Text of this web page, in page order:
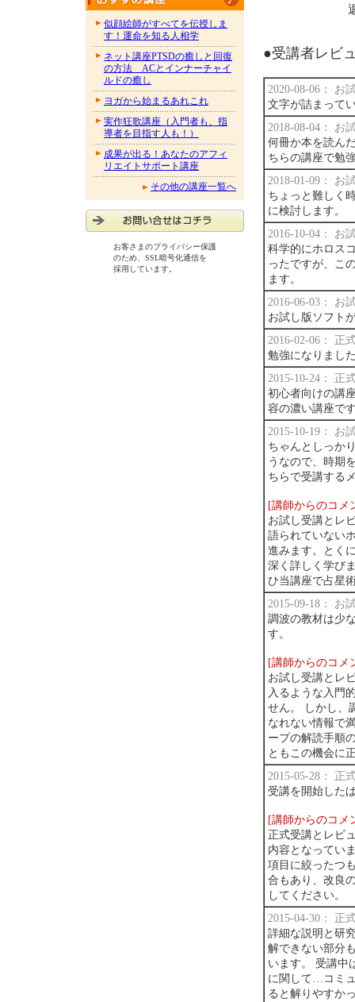
似顔絵師がすべてを伝授しま
す！運命を知る人相学
ネット講座PTSDの癒しと回復
の方法 ACとインナーチャイ
ルドの癒し
ヨガから始まるあれこれ
実作狂歌講座（入門者も、指
導者を目指す人も！）
成果が出る！あなたのアフィ
リエイトサポート講座
その他の講座一覧へ
お客さまのプライバシー保護
のため、SSL暗号化通信を
採用しています。
●受講者レビ
2020-08-06： お
文字が詰まって
2018-08-04： お
何冊か本を読ん
ちらの講座で勉
2018-01-09： お
ちょっと難しく
に検討します。
2016-10-04： お
科学的にホロス
ったですが、こ
ます。
2016-06-03： お
お試し版ソフト
2016-02-06： 正
勉強になりまし
2015-10-24： 正
初心者向けの講
容の濃い講座で
2015-10-19： お
ちゃんとしっか
うなので、時期
ちらで受講する
[講師からのコメ
お試し受講とレ
語られていない
進みます。とく
深く詳しく学び
ひ当講座で占星
2015-09-18： お
調波の教材は少
す。
[講師からのコメ
お試し受講とレ
入るような入門
せん。 しかし、
なれない情報で
ープの解読手順
ともこの機会に
2015-05-28： 正
受講を開始した
[講師からのコメ
正式受講とレビ
内容となってい
項目に絞ったつ
合もあり、改良
してください。
2015-04-30： 正
詳細な説明と研
解できない部分
います。 受講中
に関して…コミ
ると解りやすか